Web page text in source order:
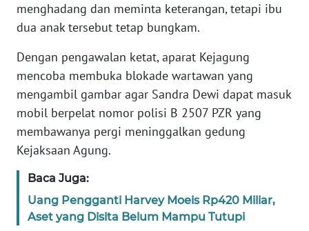
menghadang dan meminta keterangan, tetapi ibu
dua anak tersebut tetap bungkam.
Dengan pengawalan ketat, aparat Kejagung
mencoba membuka blokade wartawan yang
mengambil gambar agar Sandra Dewi dapat masuk
mobil berpelat nomor polisi B 2507 PZR yang
membawanya pergi meninggalkan gedung
Kejaksaan Agung.
Baca Juga:
Uang Pengganti Harvey Moeis Rp420 Miliar,
Aset yang Disita Belum Mampu Tutupi
SIBER
REDAKSI
KARIR
DISCLAIMER
WN